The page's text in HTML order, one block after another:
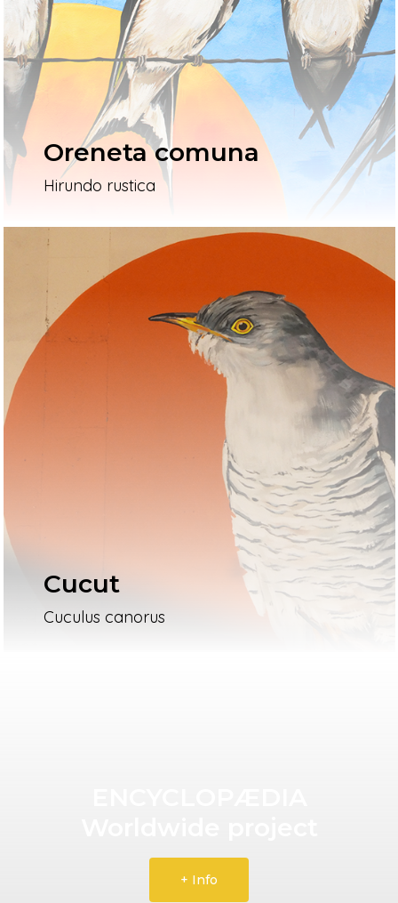
Oreneta comuna
Hirundo rustica
Cucut
Cuculus canorus
+ Info
L’artista
El Procés
Ivars D’Urgell
Vallverd
Pg. Felip Rodés, 11, 25260